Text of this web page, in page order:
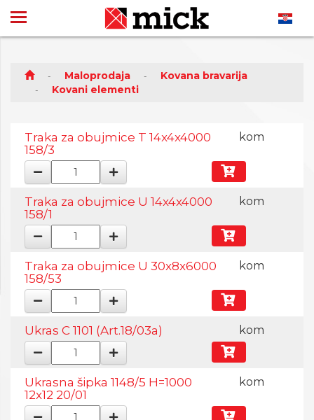
Maloprodaja
Kovana bravarija
Kovani elementi
Traka za obujmice T 14x4x4000
158/3
kom
Traka za obujmice U 14x4x4000
158/1
kom
Traka za obujmice U 30x8x6000
158/53
kom
Ukras C 1101 (Art.18/03a) kom
Ukrasna šipka 1148/5 H=1000
12x12 20/01
kom